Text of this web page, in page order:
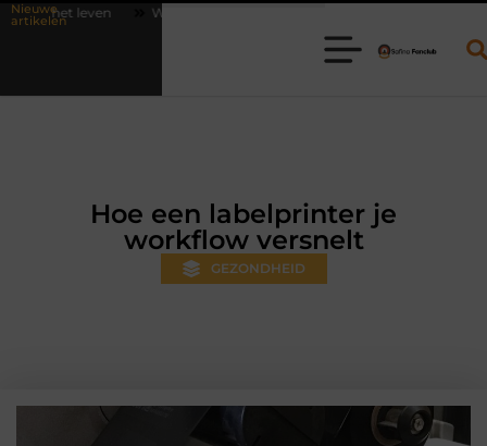
Nieuwe
artikelen
Waarom online vlees bestellen steeds gewoner wordt
Hoe een labelprinter je
workflow versnelt
GEZONDHEID